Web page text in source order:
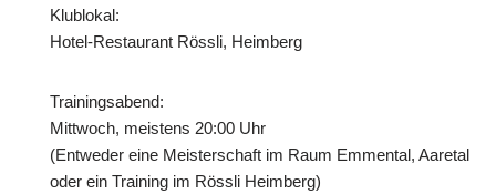
Klublokal:
Hotel-Restaurant Rössli, Heimberg
Trainingsabend:
Mittwoch, meistens 20:00 Uhr
(Entweder eine Meisterschaft im Raum Emmental, Aaretal
oder ein Training im Rössli Heimberg)